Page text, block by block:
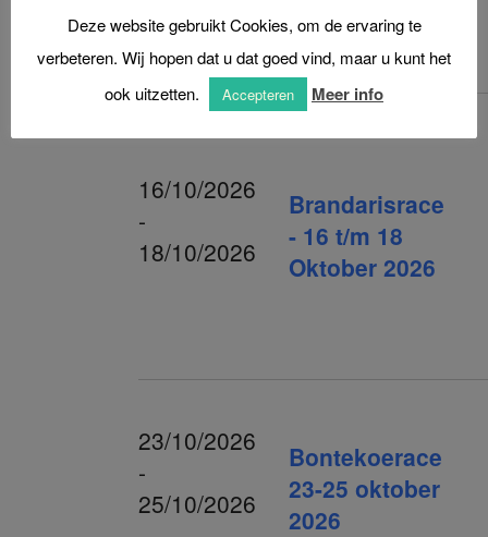
2026
(alleengaand)
16/10/2026
-
18/10/2026
Brandarisrace
- 16 t/m 18
Oktober 2026
23/10/2026
-
25/10/2026
Bontekoerace
23-25 oktober
2026
Deze website gebruikt Cookies, om de ervaring te
verbeteren. Wij hopen dat u dat goed vind, maar u kunt het
ook uitzetten.
Accepteren Meer info